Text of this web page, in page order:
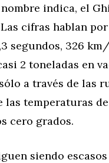
indica, el
cifras hablan
segundos, 326
2 toneladas en
a través de las
las temperaturas
cero grados.
siendo